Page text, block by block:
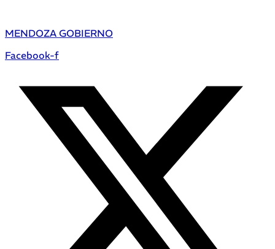
MENDOZA GOBIERNO
Facebook-f